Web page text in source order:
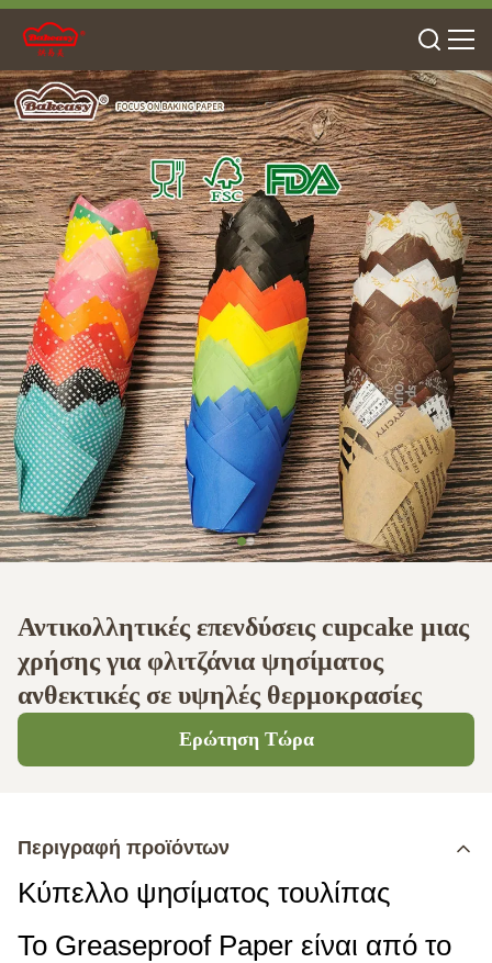
Αντικολλητικές επενδύσεις cupcake μιας
χρήσης για φλιτζάνια ψησίματος
ανθεκτικές σε υψηλές θερμοκρασίες
Ερώτηση Τώρα
Περιγραφή προϊόντων
Κύπελλο ψησίματος τουλίπας
Το Greaseproof Paper είναι από το